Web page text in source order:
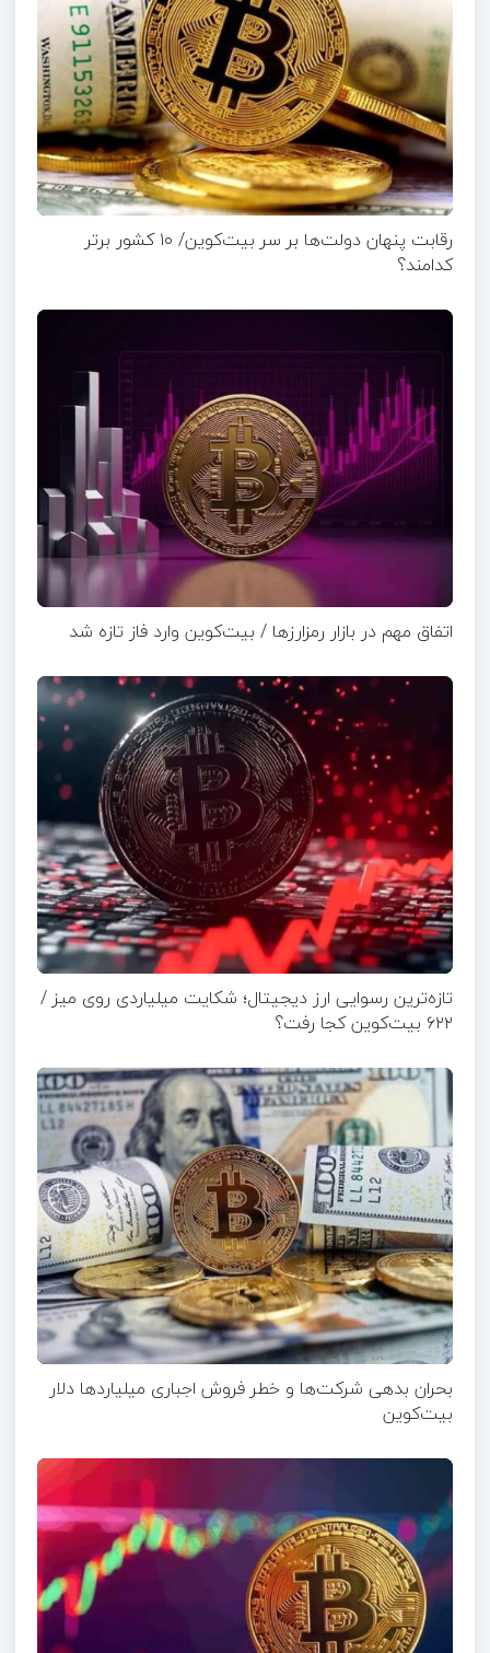
رقابت پنهان دولت‌ها بر سر بیت‌کوین/ ۱۰ کشور برتر
کدامند؟
اتفاق مهم در بازار رمزارزها / بیت‌کوین وارد فاز تازه شد
تازه‌ترین رسوایی ارز دیجیتال؛ شکایت میلیاردی روی میز /
۶۲۲ بیت‌کوین کجا رفت؟
بحران بدهی شرکت‌ها و خطر فروش اجباری میلیاردها دلار
بیت‌کوین